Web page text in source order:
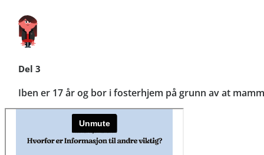
Del 3
Iben er 17 år og bor i fosterhjem på grunn av at